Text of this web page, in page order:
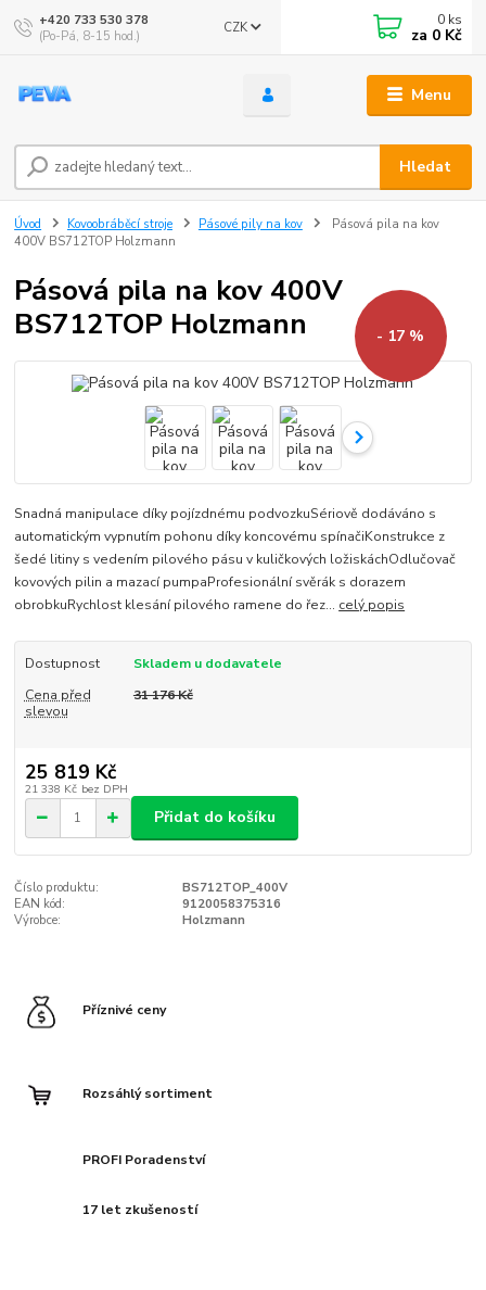
Menu
CZK
Hledat
+420 733 530 378
(Po-Pá, 8-15 hod.)
0 ks
za 0 Kč
Úvod Kovoobráběcí stroje Pásové pily na kov
Pásová pila na kov
400V BS712TOP Holzmann
Pásová pila na kov 400V
BS712TOP Holzmann
- 17 %
Snadná manipulace díky pojízdnému podvozkuSériově dodáváno s
automatickým vypnutím pohonu díky koncovému spínačiKonstrukce z
šedé litiny s vedením pilového pásu v kuličkových ložiskáchOdlučovač
kovových pilin a mazací pumpaProfesionální svěrák s dorazem
obrobkuRychlost klesání pilového ramene do řez... celý popis
Dostupnost
Skladem u dodavatele
Cena před
slevou
31 176 Kč
25 819 Kč
21 338 Kč bez DPH
Přidat do košíku
Číslo produktu:
BS712TOP_400V
EAN kód:
9120058375316
Výrobce:
Holzmann
Příznivé ceny
Rozsáhlý sortiment
PROFI Poradenství
17 let zkušeností